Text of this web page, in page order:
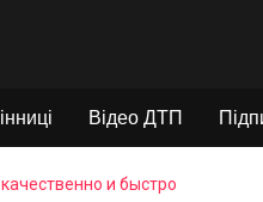
Відео ДТП
и быстро